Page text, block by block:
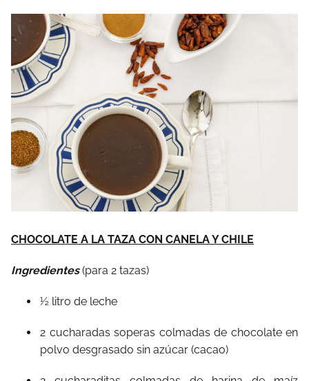
CHOCOLATE A LA TAZA CON CANELA Y CHILE
Ingredientes(para 2 tazas)
½ litro de leche
2 cucharadas soperas colmadas de chocolate en
polvo desgrasado sin azúcar (cacao)